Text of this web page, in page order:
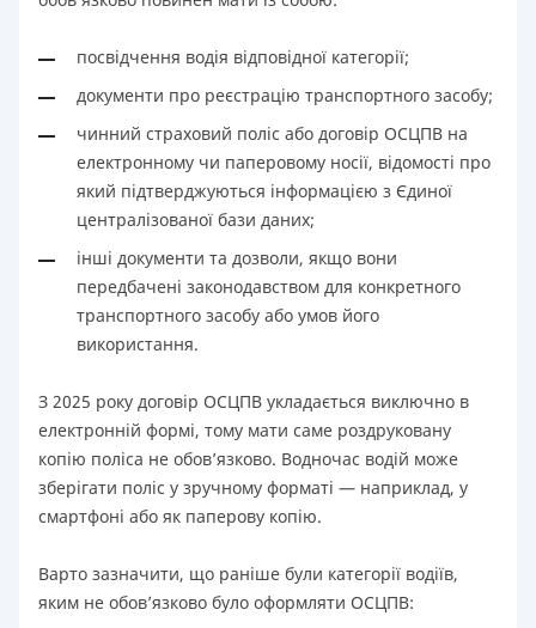
посвідчення водія відповідної категорії;
документи про реєстрацію транспортного засобу;
чинний страховий поліс або договір ОСЦПВ на
електронному чи паперовому носії, відомості про
який підтверджуються інформацією з Єдиної
централізованої бази даних;
інші документи та дозволи, якщо вони
передбачені законодавством для конкретного
транспортного засобу або умов його
використання.
З 2025 року договір ОСЦПВ укладається виключно в
електронній формі, тому мати саме роздруковану
копію поліса не обов’язково. Водночас водій може
зберігати поліс у зручному форматі — наприклад, у
смартфоні або як паперову копію.
Варто зазначити, що раніше були категорії водіїв,
яким не обов’язково було оформляти ОСЦПВ: